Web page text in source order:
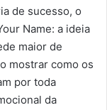
de sucesso, o
Name: a ideia
maior de
mostrar como os
por toda
da